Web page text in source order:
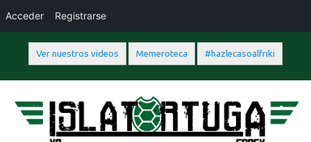
Ver nuestros videos Memeroteca #hazlecasoalfriki
contenido
Acceder Registrarse